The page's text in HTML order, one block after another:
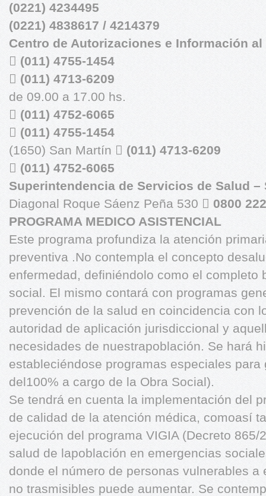
(0221) 4234495
(0221) 4838617 / 4214379
Centro de Autorizaciones e Información
 (011) 4755-1454
 (011) 4713-6209
de 09.00 a 17.00 hs.
 (011) 4752-6065
 (011) 4755-1454
(1650) San Martín  (011) 4713-6209
 (011) 4752-6065
Superintendencia de Servicios de Salud –
Diagonal Roque Sáenz Peña 530  0800
PROGRAMA MEDICO ASISTENCIAL
Este programa profundiza la atención
preventiva .No contempla el concepto
enfermedad, definiéndolo como el completo
social. El mismo contará con programas
prevención de la salud en coincidencia con
autoridad de aplicación jurisdiccional y
necesidades de nuestrapoblación. Se hará
estableciéndose programas especiales
del100% a cargo de la Obra Social).
Se tendrá en cuenta la implementación del
de calidad de la atención médica, comoasí
ejecución del programa VIGIA (Decreto
salud de lapoblación en emergencias
donde el número de personas vulnerables
no trasmisibles puede aumentar. Se